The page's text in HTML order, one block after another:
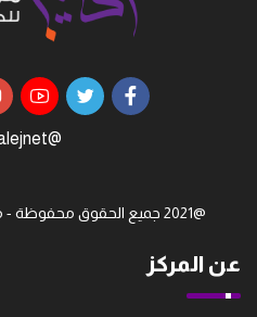
عن المركز